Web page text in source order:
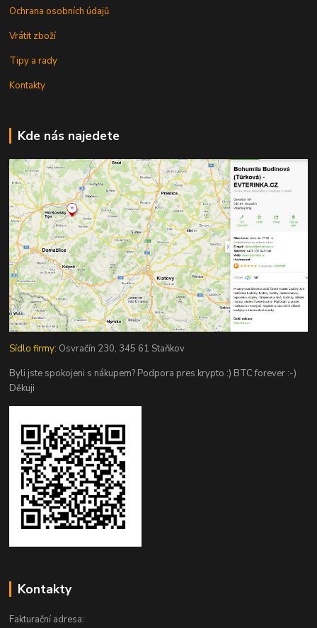
Ochrana osobních údajů
Vrátit zboží
Tipy a rady
Kontakty
Kde nás najedete
Sídlo firmy: Osvračín 230, 345 61 Staňkov
Byli jste spokojeni s nákupem? Podpora pres krypto :) BTC forever :-)
Děkuji
Kontakty
Fakturační adresa: